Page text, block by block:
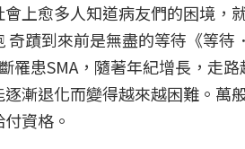
上愈多人知道病友們的困境，
蹟到來前是無盡的等待《等
罹患SMA，隨著年紀增長，走
漸退化而變得越來越困難。萬
資格。